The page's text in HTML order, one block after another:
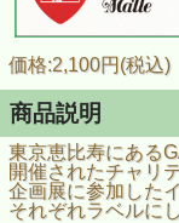
価格:2,100円(税込)
商品説明
東京恵比寿にある
開催されたチャリ
企画展に参加した
それぞれラベルに